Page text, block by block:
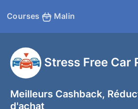
Courses Malin
Stress Free Car
Meilleurs Cashback,
d'achat